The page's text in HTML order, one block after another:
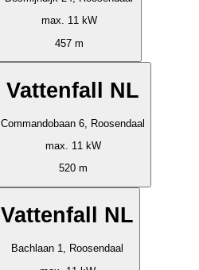
max. 11 kW
457 m
Vattenfall NL
Commandobaan 6, Roosendaal
max. 11 kW
520 m
Vattenfall NL
Bachlaan 1, Roosendaal